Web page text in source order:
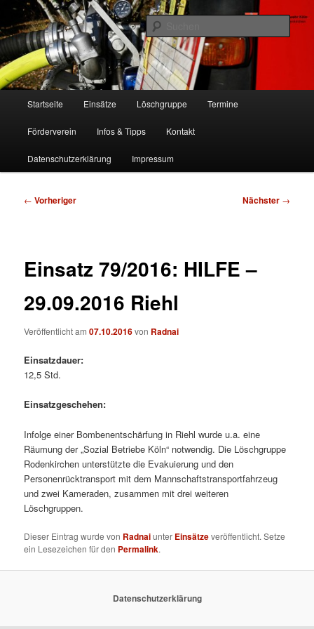
Zum
primären
Inhalt
springenFF Köln, LG RD
Freiwillige Feuerwehr Köln, Löschgruppe Rodenkirchen
Startseite Einsätze Löschgruppe Termine
Förderverein Infos & Tipps Kontakt
Datenschutzerklärung Impressum
Beitragsnavigation
← Vorheriger Nächster →
Einsatz 79/2016: HILFE –
29.09.2016 Riehl
Veröffentlicht am07.10.2016von Radnai
Einsatzdauer:
12,5 Std.
Einsatzgeschehen:
Infolge einer Bombenentschärfung in Riehl wurde u.a. eine
Räumung der „Sozial Betriebe Köln“ notwendig. Die Löschgruppe
Rodenkirchen unterstützte die Evakuierung und den
Personenrücktransport mit dem Mannschaftstransportfahrzeug
und zwei Kameraden, zusammen mit drei weiteren
Löschgruppen.
Dieser Eintrag wurde von Radnaiunter Einsätzeveröffentlicht. Setze
ein Lesezeichen für den Permalink.
Datenschutzerklärung